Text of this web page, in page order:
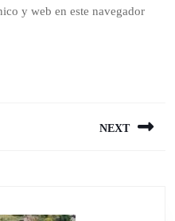
y web en este navegador
NEXT